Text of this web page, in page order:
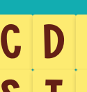
C D